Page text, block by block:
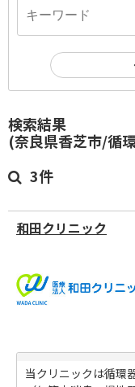
検索結果
(奈良県香芝市/循
3件
和田クリニック
当クリニックは循環